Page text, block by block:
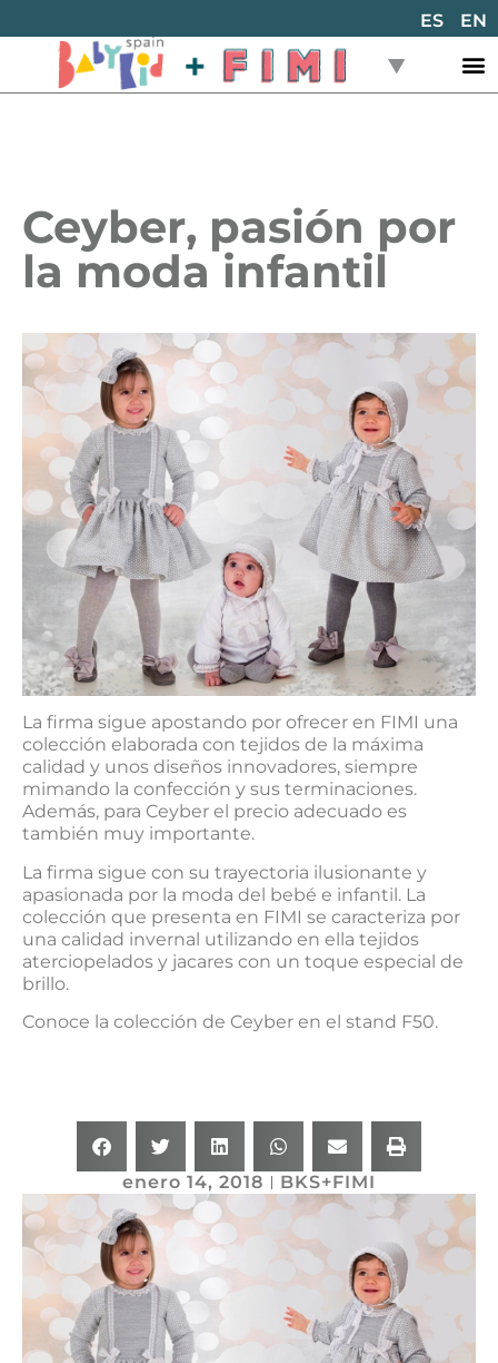
ES EN
enero 14, 2018 BKS+FIMI
Ceyber, pasión por
la moda infantil
La firma sigue apostando por ofrecer en FIMI una
colección elaborada con tejidos de la máxima
calidad y unos diseños innovadores, siempre
mimando la confección y sus terminaciones.
Además, para Ceyber el precio adecuado es
también muy importante.
La firma sigue con su trayectoria ilusionante y
apasionada por la moda del bebé e infantil. La
colección que presenta en FIMI se caracteriza por
una calidad invernal utilizando en ella tejidos
aterciopelados y jacares con un toque especial de
brillo.
Conoce la colección de Ceyber en el stand F50.